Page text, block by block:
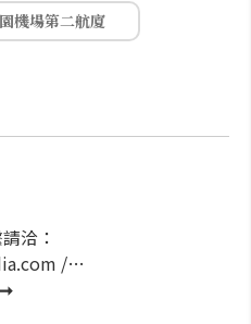
機場第二航廈
洽：
/